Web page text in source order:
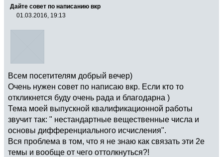
Дайте совет по написанию вкр
01.03.2016, 19:13
Всем посетителям добрый вечер)
Очень нужен совет по написаю вкр. Если кто то
откликнется буду очень рада и благодарна )
Тема моей выпускной квалификационной работы
звучит так: " нестандартные вещественные числа и
основы дифференциального исчисления".
Вся проблема в том, что я не знаю как связать эти 2е
темы и вообще от чего оттолкнуться?!